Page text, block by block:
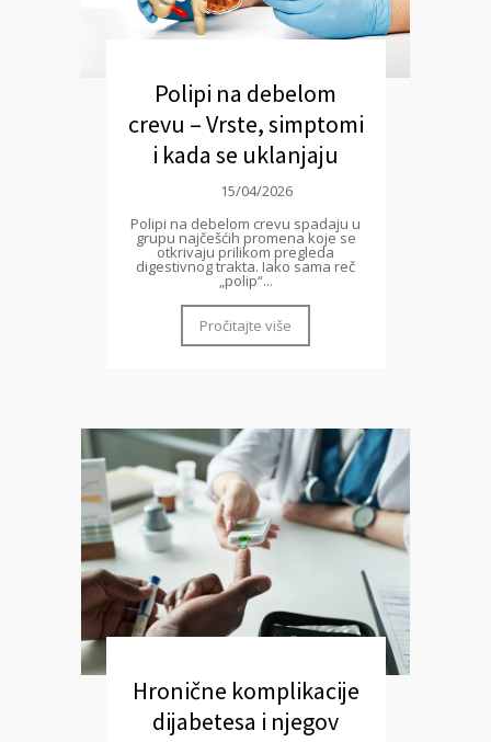
Polipi na debelom
crevu – Vrste, simptomi
i kada se uklanjaju
15/04/2026
Polipi na debelom crevu spadaju u
grupu najčešćih promena koje se
otkrivaju prilikom pregleda
digestivnog trakta. Iako sama reč
„polip“...
Pročitajte više
Hronične komplikacije
dijabetesa i njegov